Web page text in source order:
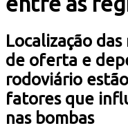
Localização
de oferta e
rodoviário
fatores que
nas bombas